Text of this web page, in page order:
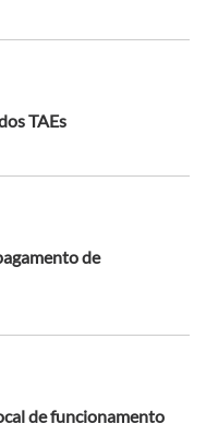
TAEs
de
de funcionamento